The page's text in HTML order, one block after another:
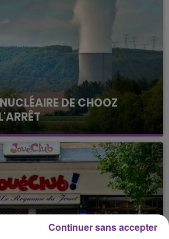
DE CHOOZ
semaine que la centrale
est à l'arrêt. Une situation
intense qui est toujours
Continuer sans accepter